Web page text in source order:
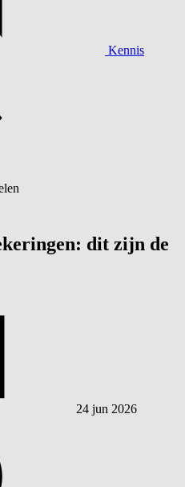
Kennis
dit zijn de
24 jun 2026